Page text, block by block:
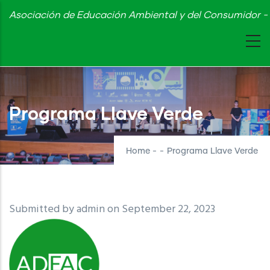
Skip
content
Asociación de Educación Ambiental y del Consumidor
Programa Llave Verde
Home - - Programa Llave Verde
Submitted byadminon September 22, 2023